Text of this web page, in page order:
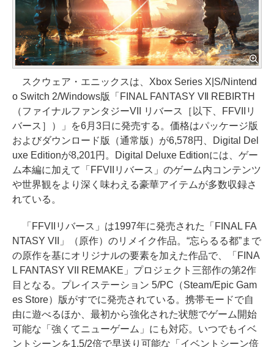
スクウェア・エニックスは、Xbox Series X|S/Nintend
o Switch 2/Windows版「FINAL FANTASY VII REBIRTH
（ファイナルファンタジーVII リバース［以下、FFVIIリ
バース］）」を6月3日に発売する。価格はパッケージ版
およびダウンロード版（通常版）が6,578円、Digital Del
uxe Editionが8,201円。Digital Deluxe Editionには、ゲー
ム本編に加えて「FFVIIリバース」のゲーム内コンテンツ
や世界観をより深く味わえる豪華アイテムが多数収録さ
れている。
「FFVIIリバース」は1997年に発売された「FINAL FA
NTASY VII」（原作）のリメイク作品。“忘らるる都”まで
の原作を基にオリジナルの要素を加えた作品で、「FINA
L FANTASY VII REMAKE」プロジェクト三部作の第2作
目となる。プレイステーション 5/PC（Steam/Epic Gam
es Store）版がすでに発売されている。携帯モードで自
由に遊べるほか、最初から強化された状態でゲーム開始
可能な「強くてニューゲーム」にも対応。いつでもイベ
ントシーンを1.5/2倍で早送り可能な「イベントシーン倍